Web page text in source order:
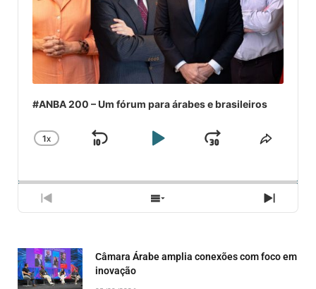
#ANBA 200 – Um fórum para árabes e brasileiros
CHANGE
1X
SKIP
PLAYJUMP
PREVIOUS
EPISODE
SHOW
EPISODES
NEXT
Câmara Árabe amplia conexões com foco em
inovação